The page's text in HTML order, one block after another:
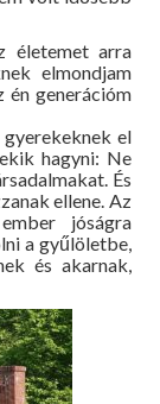
életemet arra
elmondjam
én generációm
el
hagyni: Ne
És
ellene. Az
jóságra
a gyűlöletbe,
és akarnak,